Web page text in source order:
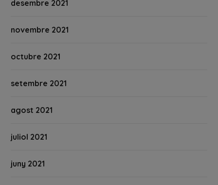
desembre 2021
novembre 2021
octubre 2021
setembre 2021
agost 2021
juliol 2021
juny 2021